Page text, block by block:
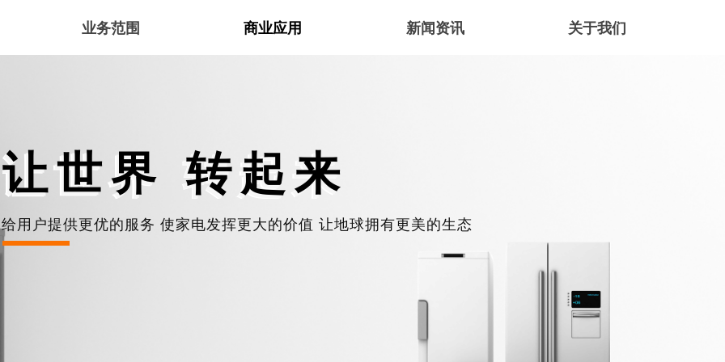
业务范围 商业应用 新闻资讯 关于我们
让世界 转起来
给用户提供更优的服务 使家电发挥更大的价值 让地球拥有更美的生态